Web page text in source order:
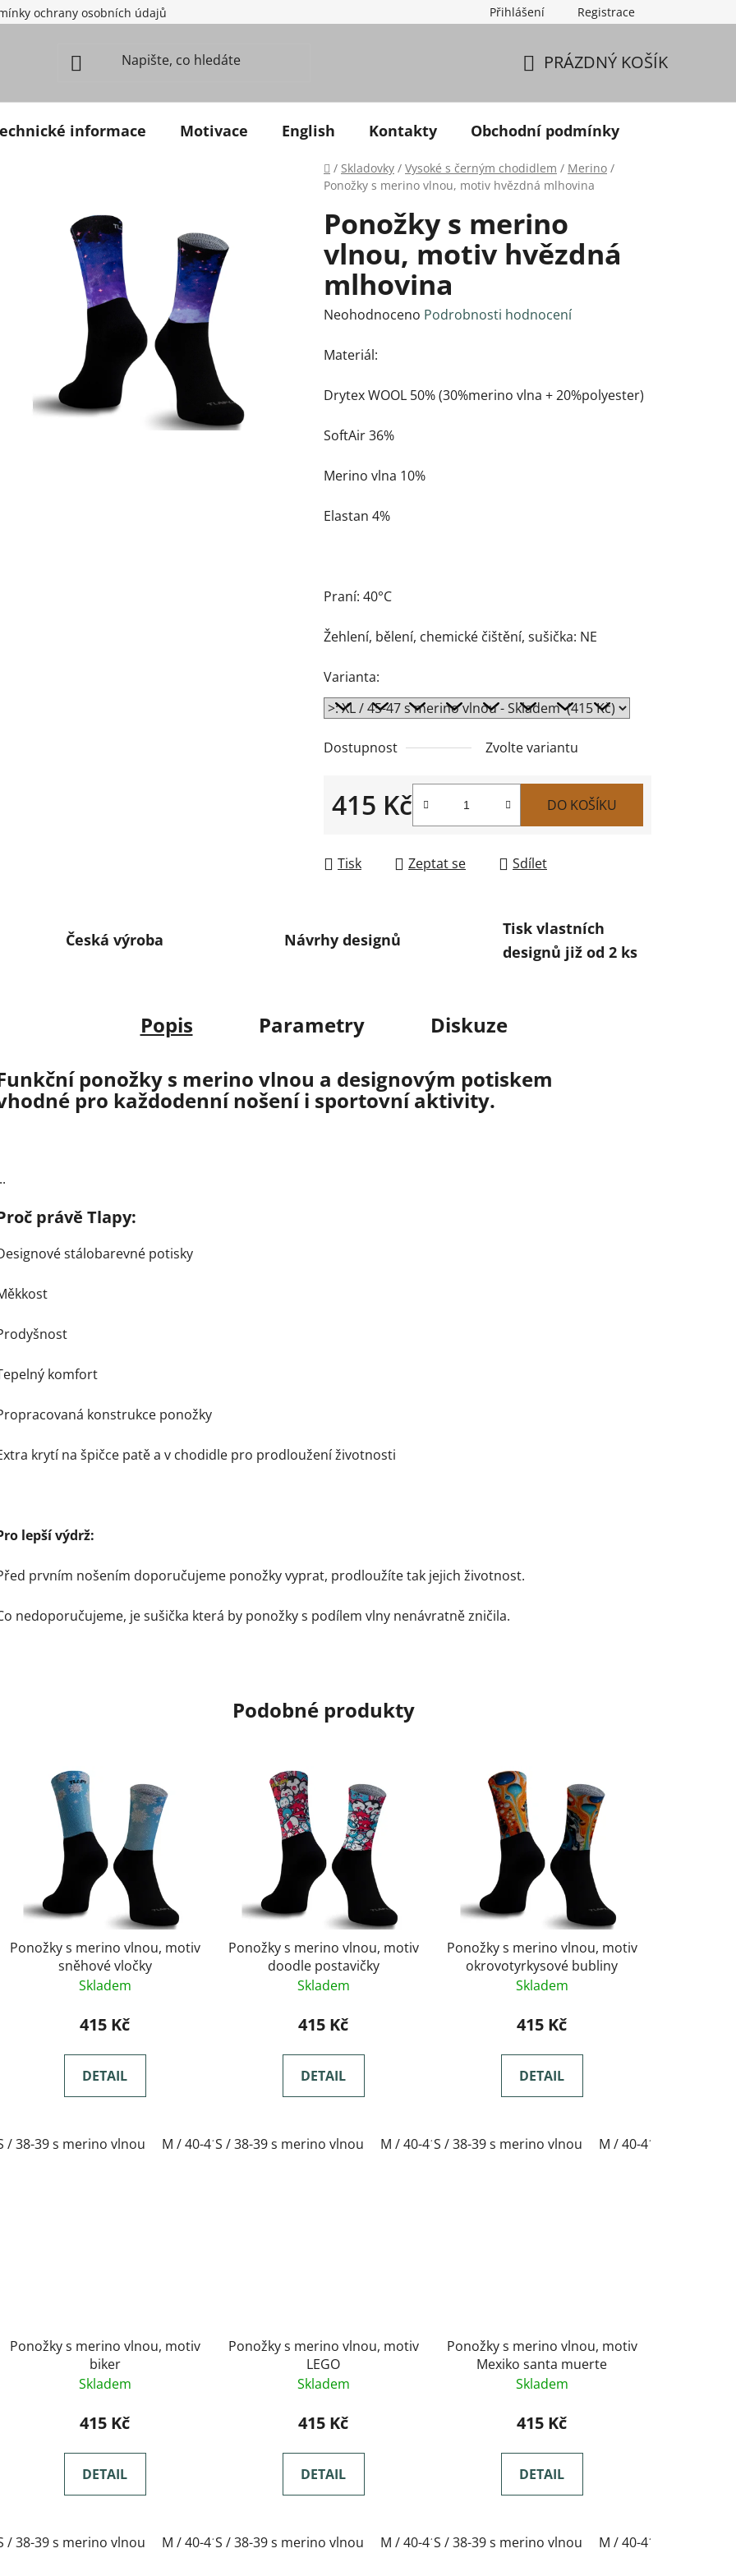
ochrany osobních údajů Přihlášení Registrace
PRÁZDNÝ KOŠÍK
informace Motivace English Kontakty Obchodní podmínky
Domů
/ Skladovky / Vysoké s černým chodidlem / Merino /
Ponožky s merino vlnou, motiv hvězdná mlhovina
Ponožky s merino
vlnou, motiv hvězdná
mlhovina
Průměrné hodnocení produktu je 0,0 z 5 hvězdiček.
Neohodnoceno Podrobnosti hodnocení
Materiál:
Drytex WOOL 50% (30%merino vlna + 20%polyester)
SoftAir 36%
Merino vlna 10%
Elastan 4%
Praní: 40°C
Žehlení, bělení, chemické čištění, sušička: NE
Varianta:
Dostupnost Zvolte variantu
415 Kč DO KOŠÍKU
Tisk Zeptat se Sdílet
Česká výroba Návrhy designů
Tisk vlastních
designů již od 2 ks
Popis Parametry
Diskuze
ponožky s merino vlnou a designovým potiskem
pro každodenní nošení i sportovní aktivity.
právě Tlapy:
stálobarevné potisky
komfort
konstrukce ponožky
krytí na špičce patě a v chodidle pro prodloužení životnosti
lepší výdrž:
prvním nošením doporučujeme ponožky vyprat, prodloužíte tak jejich životnost.
nedoporučujeme, je sušička která by ponožky s podílem vlny nenávratně zničila.
Podobné produkty
Ponožky s merino vlnou, motiv
sněhové vločky
Skladem
415 Kč
DETAIL
/ 38-39 s merino vlnou M / 40-41 s merino vlnou L / 42-44 s merino vlnou XL / 45-47 s merino vlnou
Ponožky s merino vlnou, motiv
doodle postavičky
Skladem
415 Kč
DETAIL
S / 38-39 s merino vlnou M / 40-41 s merino vlnou L / 42-44 s merino vlnou
Ponožky s merino vlnou, motiv
okrovotyrkysové bubliny
Skladem
415 Kč
DETAIL
S / 38-39 s merino vlnou M / 40-41 s merino
Ponožky s merino vlnou, motiv
biker
Skladem
415 Kč
DETAIL
/ 38-39 s merino vlnou M / 40-41 s merino vlnou L / 42-44 s merino vlnou XL / 45-47 s merino vlnou
Ponožky s merino vlnou, motiv
LEGO
Skladem
415 Kč
DETAIL
S / 38-39 s merino vlnou M / 40-41 s merino vlnou L / 42-44 s merino vlnou
Ponožky s merino vlnou, motiv
Mexiko santa muerte
Skladem
415 Kč
DETAIL
S / 38-39 s merino vlnou M / 40-41 s merino